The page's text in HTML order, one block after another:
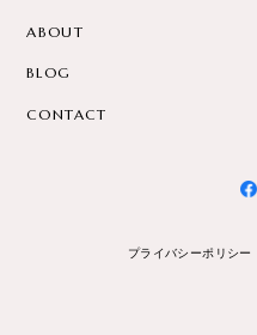
ABOUT
BLOG
CONTACT
プライバシーポリシー